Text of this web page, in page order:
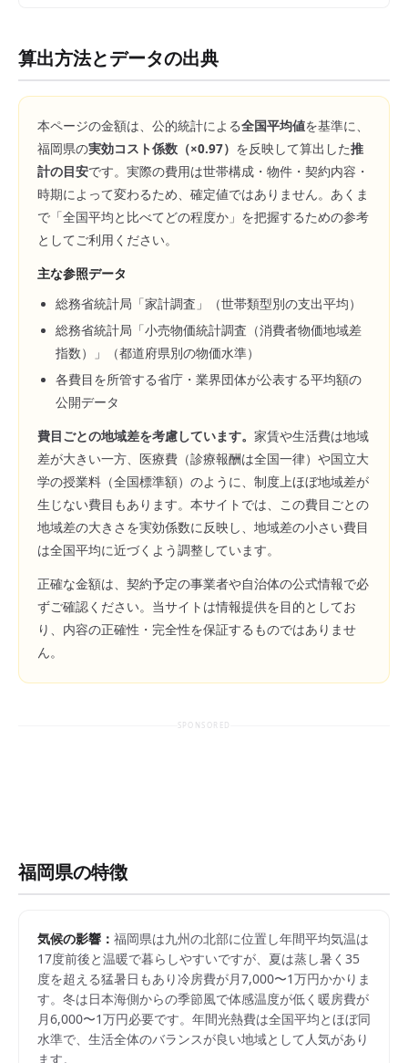
算出方法とデータの出典
本ページの金額は、公的統計による全国平均値を基準に、
福岡県の実効コスト係数（×0.97） を反映して算出した推
計の目安です。実際の費用は世帯構成・物件・契約内容・
時期によって変わるため、確定値ではありません。あくま
で「全国平均と比べてどの程度か」を把握するための参考
としてご利用ください。
主な参照データ
総務省統計局「家計調査」（世帯類型別の支出平均）
総務省統計局「小売物価統計調査（消費者物価地域差
指数）」（都道府県別の物価水準）
各費目を所管する省庁・業界団体が公表する平均額の
公開データ
費目ごとの地域差を考慮しています。 家賃や生活費は地域
差が大きい一方、医療費（診療報酬は全国一律）や国立大
学の授業料（全国標準額）のように、制度上ほぼ地域差が
生じない費目もあります。本サイトでは、この費目ごとの
地域差の大きさを実効係数に反映し、地域差の小さい費目
は全国平均に近づくよう調整しています。
正確な金額は、契約予定の事業者や自治体の公式情報で必
ずご確認ください。当サイトは情報提供を目的としてお
り、内容の正確性・完全性を保証するものではありませ
ん。
SPONSORED
福岡県の特徴
気候の影響： 福岡県は九州の北部に位置し年間平均気温は
17度前後と温暖で暮らしやすいですが、夏は蒸し暑く35
度を超える猛暑日もあり冷房費が月7,000〜1万円かかりま
す。冬は日本海側からの季節風で体感温度が低く暖房費が
月6,000〜1万円必要です。年間光熱費は全国平均とほぼ同
水準で、生活全体のバランスが良い地域として人気があり
ます。